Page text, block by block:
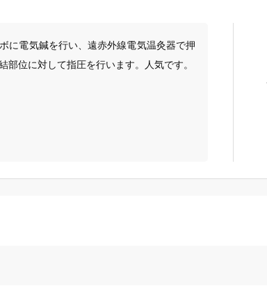
に電気鍼を行い、遠赤外線電気温灸器で押
部位に対して指圧を行います。人気です。